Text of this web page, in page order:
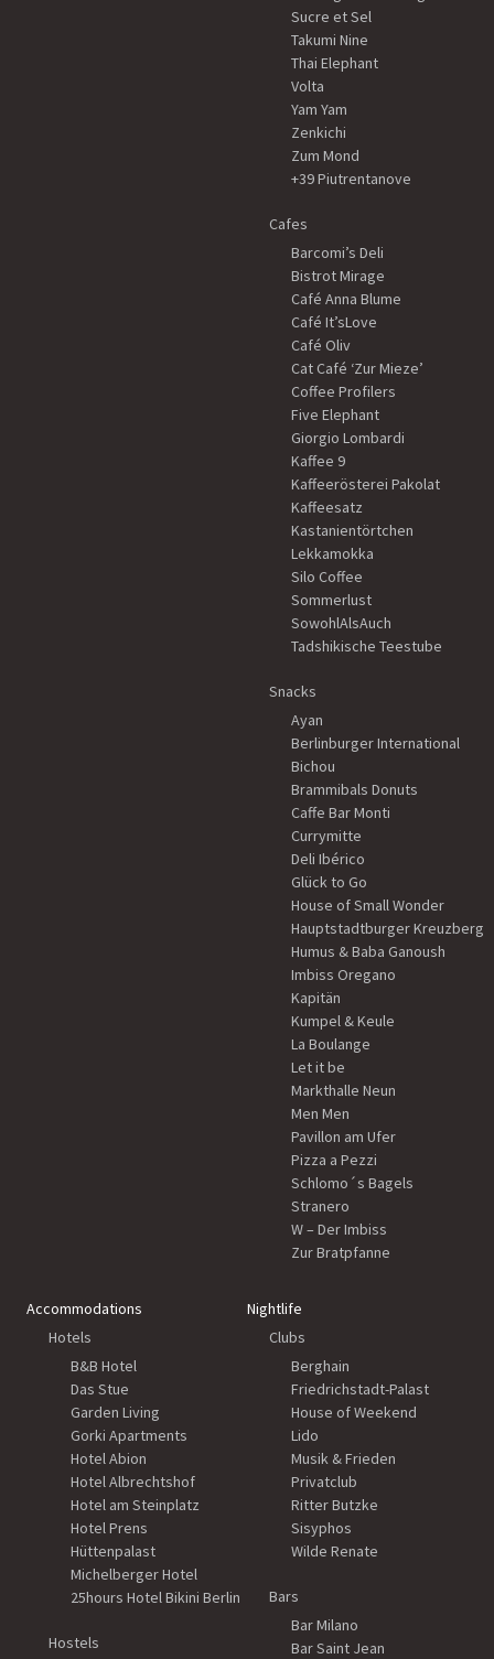
Sucre et Sel
Takumi Nine
Thai Elephant
Volta
Yam Yam
Zenkichi
Zum Mond
+39 Piutrentanove
Cafes
Barcomi’s Deli
Bistrot Mirage
Café Anna Blume
Café It’sLove
Café Oliv
Cat Café ‘Zur Mieze’
Coffee Profilers
Five Elephant
Giorgio Lombardi
Kaffee 9
Kaffeerösterei Pakolat
Kaffeesatz
Kastanientörtchen
Lekkamokka
Silo Coffee
Sommerlust
SowohlAlsAuch
Tadshikische Teestube
Snacks
Ayan
Berlinburger International
Bichou
Brammibals Donuts
Caffe Bar Monti
Currymitte
Deli Ibérico
Glück to Go
House of Small Wonder
Hauptstadtburger Kreuzberg
Humus & Baba Ganoush
Imbiss Oregano
Kapitän
Kumpel & Keule
La Boulange
Let it be
Markthalle Neun
Men Men
Pavillon am Ufer
Pizza a Pezzi
Schlomo´s Bagels
Stranero
W – Der Imbiss
Zur Bratpfanne
Accommodations
Hotels
B&B Hotel
Das Stue
Garden Living
Gorki Apartments
Hotel Abion
Hotel Albrechtshof
Hotel am Steinplatz
Hotel Prens
Hüttenpalast
Michelberger Hotel
25hours Hotel Bikini Berlin
Hostels
Nightlife
Clubs
Berghain
Friedrichstadt-Palast
House of Weekend
Lido
Musik & Frieden
Privatclub
Ritter Butzke
Sisyphos
Wilde Renate
Bars
Bar Milano
Bar Saint Jean